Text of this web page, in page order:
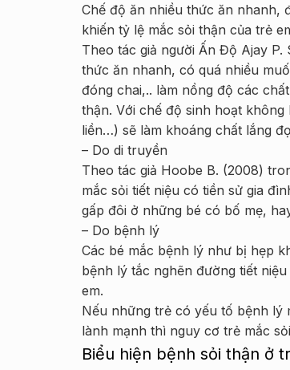
Chế độ ăn nhiều thức ăn nhanh,
khiến tỷ lệ mắc sỏi thận của trẻ
Theo tác giả người Ấn Độ Ajay P.
thức ăn nhanh, có quá nhiều
đóng chai,.. làm nồng độ các
thận. Với chế độ sinh hoạt
liền…) sẽ làm khoáng chất lắng
– Do di truyền
Theo tác giả Hoobe B. (2008)
mắc sỏi tiết niệu có tiền sử gia
gấp đôi ở những bé có bố mẹ,
– Do bệnh lý
Các bé mắc bệnh lý như bị hẹp
bệnh lý tắc nghẽn đường tiết
em.
Nếu những trẻ có yếu tố bệnh lý
lành mạnh thì nguy cơ trẻ mắc
Biểu hiện bệnh sỏi thận ở